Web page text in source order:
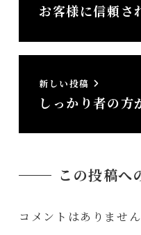
お客様に信頼さ
新しい投稿
しっかり者の方
この投稿へ
コメントはありません